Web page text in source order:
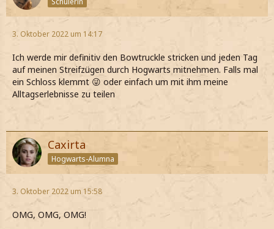
3. Oktober 2022 um 14:17
Ich werde mir definitiv den Bowtruckle stricken und jeden Tag
auf meinen Streifzügen durch Hogwarts mitnehmen. Falls mal
ein Schloss klemmt 😜 oder einfach um mit ihm meine
Alltagserlebnisse zu teilen
Caxirta
Hogwarts-Alumna
3. Oktober 2022 um 15:58
OMG, OMG, OMG!